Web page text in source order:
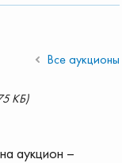
Все аукционы
КБ)
аукцион –